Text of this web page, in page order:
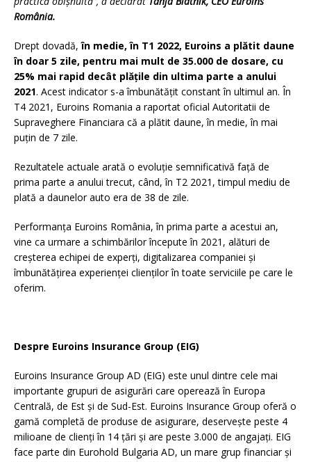
România.
Drept dovadă, în medie, în T1 2022, Euroins a plătit daune
în doar 5 zile, pentru mai mult de 35.000 de dosare, cu
25% mai rapid decât plățile din ultima parte a anului
2021. Acest indicator s-a îmbunătățit constant în ultimul an. În
T4 2021, Euroins Romania a raportat oficial Autoritatii de
Supraveghere Financiara că a plătit daune, în medie, în mai
puțin de 7 zile.
Rezultatele actuale arată o evoluție semnificativă față de
prima parte a anului trecut, când, în T2 2021, timpul mediu de
plată a daunelor auto era de 38 de zile.
Performanța Euroins România, în prima parte a acestui an,
vine ca urmare a schimbărilor începute în 2021, alături de
creșterea echipei de experți, digitalizarea companiei și
îmbunătățirea experienței clienților în toate serviciile pe care le
oferim.
Despre Euroins Insurance Group (EIG)
Euroins Insurance Group AD (EIG) este unul dintre cele mai
importante grupuri de asigurări care operează în Europa
Centrală, de Est și de Sud-Est. Euroins Insurance Group oferă o
gamă completă de produse de asigurare, deservește peste 4
milioane de clienți în 14 țări și are peste 3.000 de angajați. EIG
face parte din Eurohold Bulgaria AD, un mare grup financiar și